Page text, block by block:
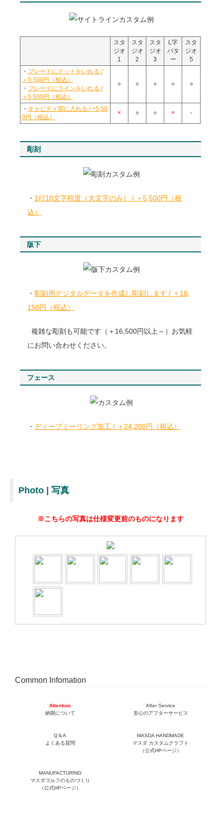
スタ
ジオ
1
スタ
ジオ
2
スタ
ジオ
3
L字
パタ
ー
スタ
ジオ
5
・ ブレードにドットをいれる /
＋5,500円（税込）
・ ブレードにラインをいれる /
＋5,500円（税込）
○ ○ ○ ○ ○
・ キャビティ部に入れる / +5,50
0円（税込）
× ○ ○ × -
彫刻
・ 1行10文字程度（大文字のみ） / ＋5,500円（税
込）
版下
・ 彫刻用デジタルデータを作成し彫刻します / ＋18,
150円（税込）
複雑な彫刻も可能です（＋16,500円以上～）お気軽
にお問い合わせください。
フェース
・ ディープミーリング加工 / ＋24,200円（税込）
Photo | 写真
※こちらの写真は仕様変更前のものになります
Common Infomation
Attention
納期について
After Service
安心のアフターサービス
Q＆A
よくある質問
MASDA HANDMADE
マスダ カスタムクラフト
（公式HPページ）
MANUFACTURING
マスダゴルフのものづくり
（公式HPページ）